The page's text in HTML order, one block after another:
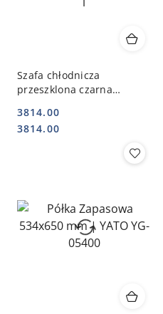
Szafa chłodnicza
przeszklona czarna
mm | 380 l
Cena:
3814.00
Cena:
3814.00